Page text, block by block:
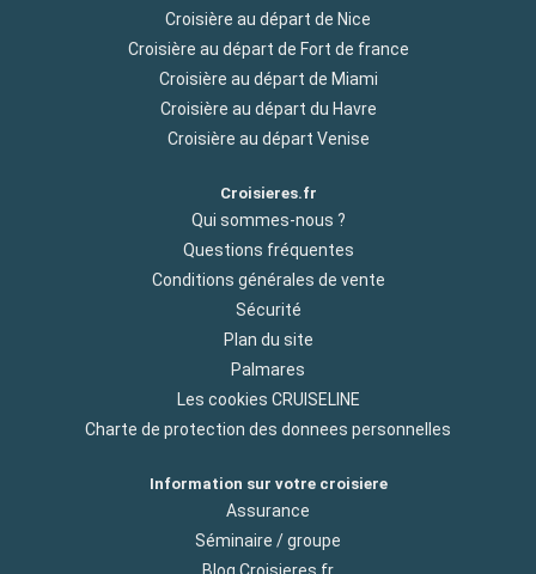
Croisière au départ de Nice
Croisière au départ de Fort de france
Croisière au départ de Miami
Croisière au départ du Havre
Croisière au départ Venise
Croisieres.fr
Qui sommes-nous ?
Questions fréquentes
Conditions générales de vente
Sécurité
Plan du site
Palmares
Les cookies CRUISELINE
Charte de protection des donnees personnelles
Information sur votre croisiere
Assurance
Séminaire / groupe